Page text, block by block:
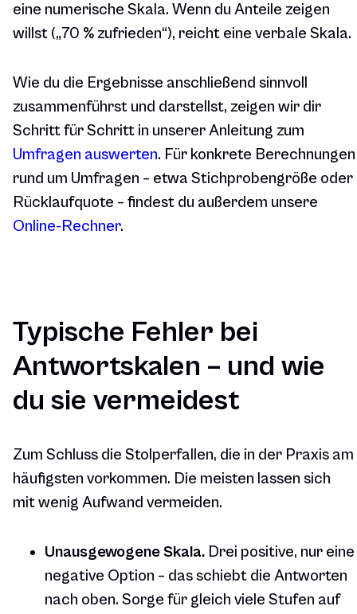
eine numerische Skala. Wenn du Anteile zeigen
willst („70 % zufrieden“), reicht eine verbale Skala.
Wie du die Ergebnisse anschließend sinnvoll
zusammenführst und darstellst, zeigen wir dir
Schritt für Schritt in unserer Anleitung zum
Umfragen auswerten. Für konkrete Berechnungen
rund um Umfragen – etwa Stichprobengröße oder
Rücklaufquote – findest du außerdem unsere
Online-Rechner.
Typische Fehler bei
Antwortskalen – und wie
du sie vermeidest
Zum Schluss die Stolperfallen, die in der Praxis am
häufigsten vorkommen. Die meisten lassen sich
mit wenig Aufwand vermeiden.
Unausgewogene Skala. Drei positive, nur eine
negative Option – das schiebt die Antworten
nach oben. Sorge für gleich viele Stufen auf